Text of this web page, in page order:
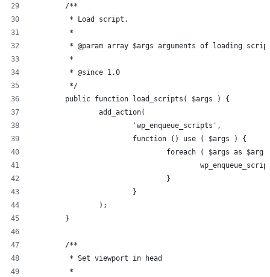
	/**
	 * Load script.
	 *
* @param array $args arguments of loading
	 *
	 * @since 1.0
	 */
	public function load_scripts( $args ) {
		add_action(
			'wp_enqueue_scripts',
			function () use ( $args ) {
foreach ( $args as $arg
				}
			}
		);
	}
	/**
	 * Set viewport in head
	 *